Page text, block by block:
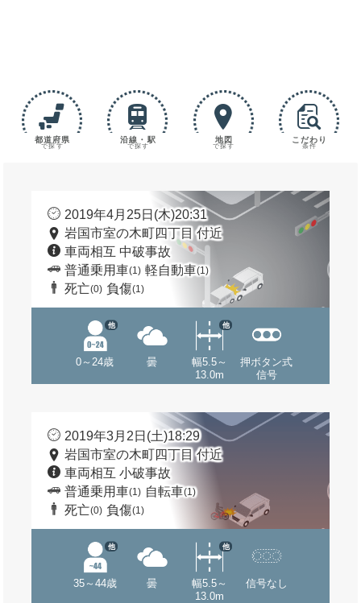
都道府県
で探す
沿線・駅
で探す
地図
で探す
こだわり
条件
2019年4月25日(木)20:31
岩国市室の木町四丁目 付近
車両相互 中破事故
普通乗用車(1) 軽自動車(1)
死亡(0) 負傷(1)
0～24歳
他
曇
幅5.5～
13.0m
他
押ボタン式
信号
2019年3月2日(土)18:29
岩国市室の木町四丁目 付近
車両相互 小破事故
普通乗用車(1) 自転車(1)
死亡(0) 負傷(1)
35～44歳
他
曇
幅5.5～
13.0m
他
信号なし